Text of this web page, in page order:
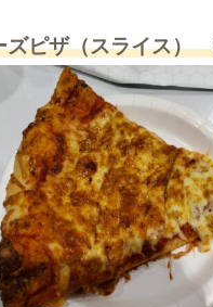
ピザ（スライス）